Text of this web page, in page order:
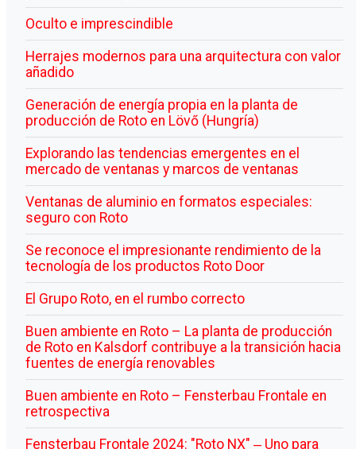
Oculto e imprescindible
Herrajes modernos para una arquitectura con valor
añadido
Generación de energía propia en la planta de
producción de Roto en Lövő (Hungría)
Explorando las tendencias emergentes en el
mercado de ventanas y marcos de ventanas
Ventanas de aluminio en formatos especiales:
seguro con Roto
Se reconoce el impresionante rendimiento de la
tecnología de los productos Roto Door
El Grupo Roto, en el rumbo correcto
Buen ambiente en Roto – La planta de producción
de Roto en Kalsdorf contribuye a la transición hacia
fuentes de energía renovables
Buen ambiente en Roto – Fensterbau Frontale en
retrospectiva
Fensterbau Frontale 2024: "Roto NX" ‒ Uno para